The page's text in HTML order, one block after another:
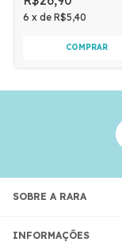
6 x de R$5,40
SOBRE A RARA
INFORMAÇÕES